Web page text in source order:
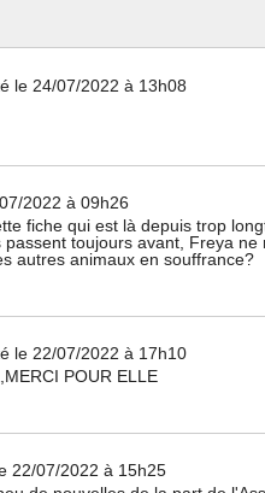
le 24/07/2022 à 13h08
2022 à 09h26
fiche qui est là depuis trop
toujours avant, Freya ne
autres animaux en souffrance?
le 22/07/2022 à 17h10
POUR ELLE
22/07/2022 à 15h25